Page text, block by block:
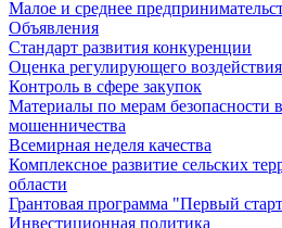
Малое и среднее
Объявления
Стандарт развития конкуренции
Оценка регулирующего воздействия
Контроль в сфере закупок
Материалы по мерам безопасности
мошенничества
Всемирная неделя качества
Комплексное развитие сельских
области
Грантовая программа "Первый
Инвестиционная политика